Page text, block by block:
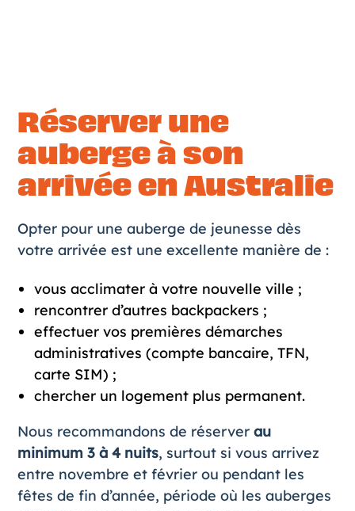
Réserver une
auberge à son
arrivée en Australie
Opter pour une auberge de jeunesse dès
votre arrivée est une excellente manière de :
vous acclimater à votre nouvelle ville ;
rencontrer d’autres backpackers ;
effectuer vos premières démarches
administratives (compte bancaire, TFN,
carte SIM) ;
chercher un logement plus permanent.
Nous recommandons de réserver au
minimum 3 à 4 nuits, surtout si vous arrivez
entre novembre et février ou pendant les
fêtes de fin d’année, période où les auberges